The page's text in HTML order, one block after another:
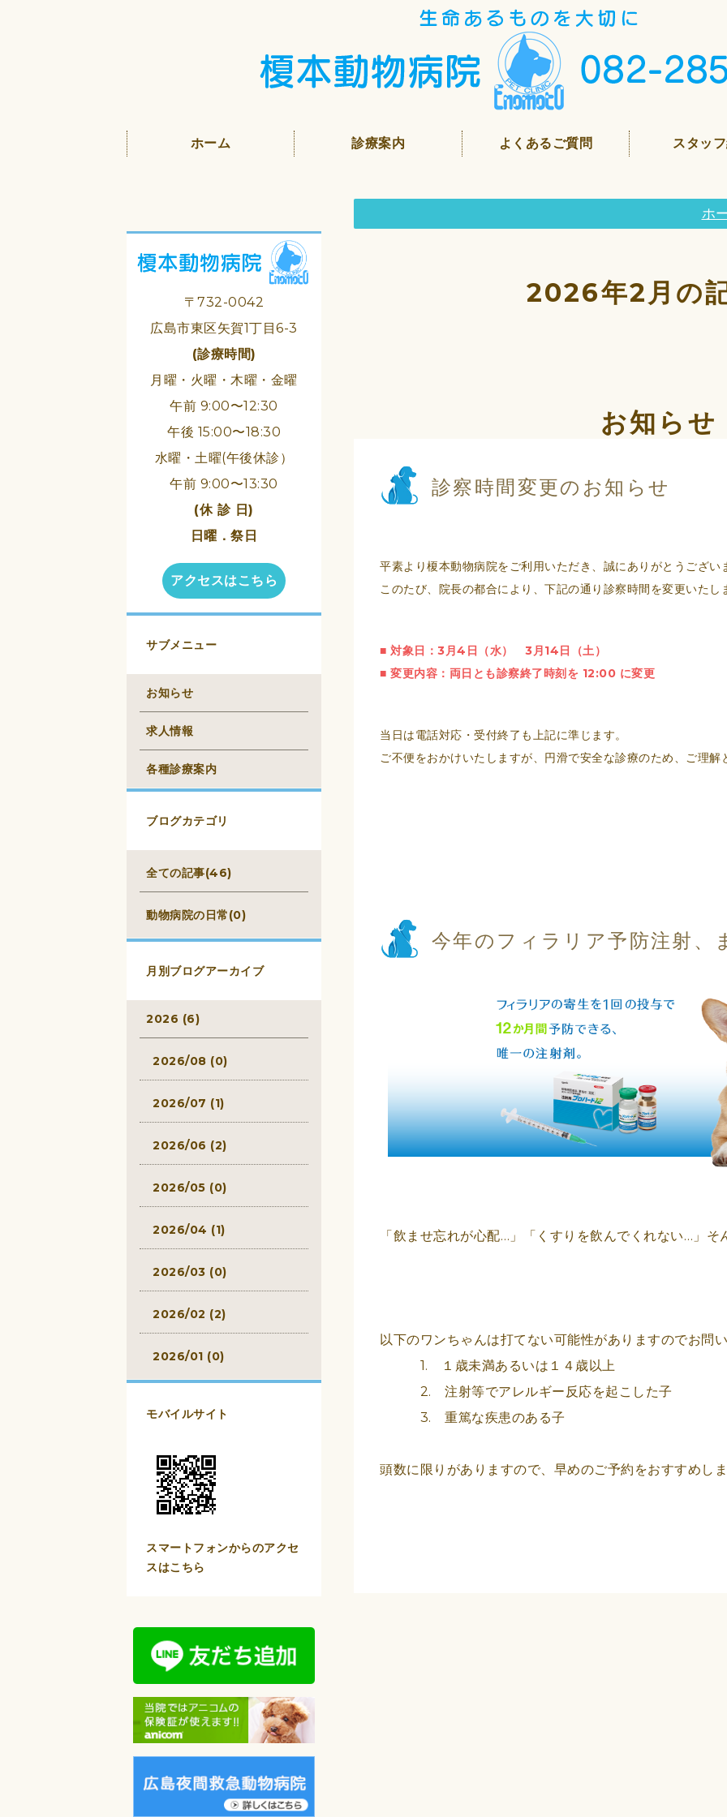
ホーム 診療案内 よくあるご質問 スタッ
ホ
2026年2月の
お知らせ
診察時間変更のお知らせ
平素より榎本動物病院をご利用いただき、誠にありがとうござい
このたび、院長の都合により、下記の通り診察時間を変更いたし
■ 対象日：3月4日（水） 3月14日（土）
■ 変更内容：両日とも診察終了時刻を 12:00 に変更
当日は電話対応・受付終了も上記に準じます。
ご不便をおかけいたしますが、円滑で安全な診療のため、ご理解
今年のフィラリア予防注射、
「飲ませ忘れが心配…」「くすりを飲んでくれない…」そ
以下のワンちゃんは打てない可能性がありますのでお問
1. １歳未満あるいは１４歳以上
2. 注射等でアレルギー反応を起こした子
3. 重篤な疾患のある子
頭数に限りがありますので、早めのご予約をおすすめしま
〒732-0042
広島市東区矢賀1丁目6-3
(診療時間)
月曜・火曜・木曜・金曜
午前 9:00〜12:30
午後 15:00〜18:30
水曜・土曜(午後休診）
午前 9:00〜13:30
(休 診 日)
日曜．祭日
アクセスはこちら
サブメニュー
お知らせ
求人情報
各種診療案内
ブログカテゴリ
全ての記事(46)
動物病院の日常(0)
月別ブログアーカイブ
2026 (6)
2026/08 (0)
2026/07 (1)
2026/06 (2)
2026/05 (0)
2026/04 (1)
2026/03 (0)
2026/02 (2)
2026/01 (0)
モバイルサイト
スマートフォンからのアクセ
スはこちら